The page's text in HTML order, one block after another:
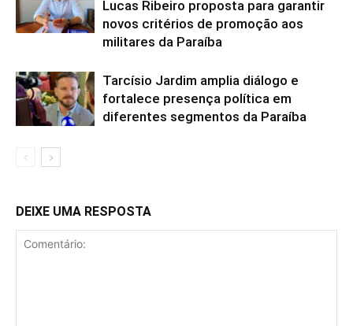
Lucas Ribeiro proposta para garantir
novos critérios de promoção aos
militares da Paraíba
Tarcísio Jardim amplia diálogo e
fortalece presença política em
diferentes segmentos da Paraíba
DEIXE UMA RESPOSTA